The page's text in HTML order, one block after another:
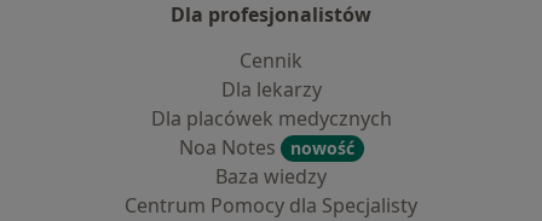
Dla profesjonalistów
Cennik
Dla lekarzy
Dla placówek medycznych
Noa Notes
nowość
Baza wiedzy
Centrum Pomocy dla Specjalisty